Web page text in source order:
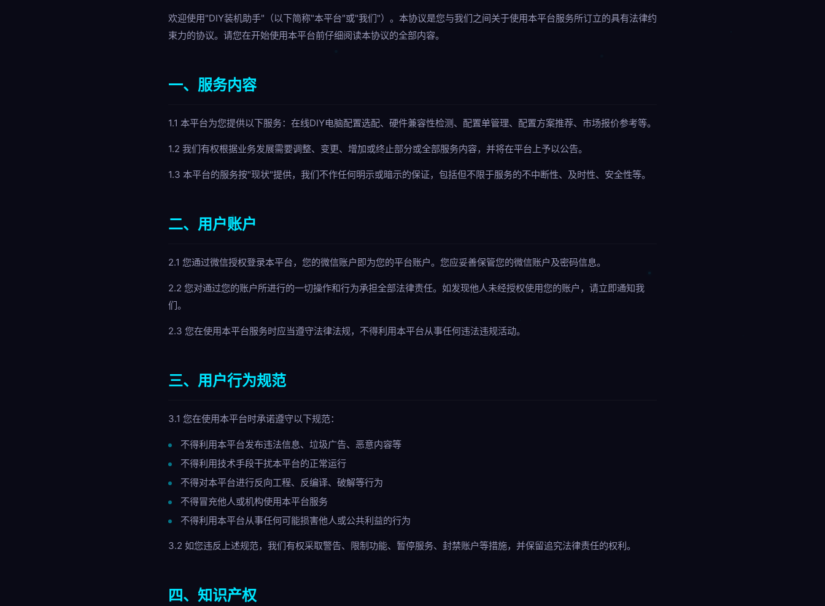
欢迎使用"DIY装机助手"（以下简称"本平台"或"我们"）。本协议是您与我们之间关于使用本平台服务所订立的具有法律约
束力的协议。请您在开始使用本平台前仔细阅读本协议的全部内容。
一、服务内容
1.1 本平台为您提供以下服务：在线DIY电脑配置选配、硬件兼容性检测、配置单管理、配置方案推荐、市场报价参考等。
1.2 我们有权根据业务发展需要调整、变更、增加或终止部分或全部服务内容，并将在平台上予以公告。
1.3 本平台的服务按"现状"提供，我们不作任何明示或暗示的保证，包括但不限于服务的不中断性、及时性、安全性等。
二、用户账户
2.1 您通过微信授权登录本平台，您的微信账户即为您的平台账户。您应妥善保管您的微信账户及密码信息。
2.2 您对通过您的账户所进行的一切操作和行为承担全部法律责任。如发现他人未经授权使用您的账户，请立即通知我
们。
2.3 您在使用本平台服务时应当遵守法律法规，不得利用本平台从事任何违法违规活动。
三、用户行为规范
3.1 您在使用本平台时承诺遵守以下规范：
不得利用本平台发布违法信息、垃圾广告、恶意内容等
不得利用技术手段干扰本平台的正常运行
不得对本平台进行反向工程、反编译、破解等行为
不得冒充他人或机构使用本平台服务
不得利用本平台从事任何可能损害他人或公共利益的行为
3.2 如您违反上述规范，我们有权采取警告、限制功能、暂停服务、封禁账户等措施，并保留追究法律责任的权利。
四、知识产权